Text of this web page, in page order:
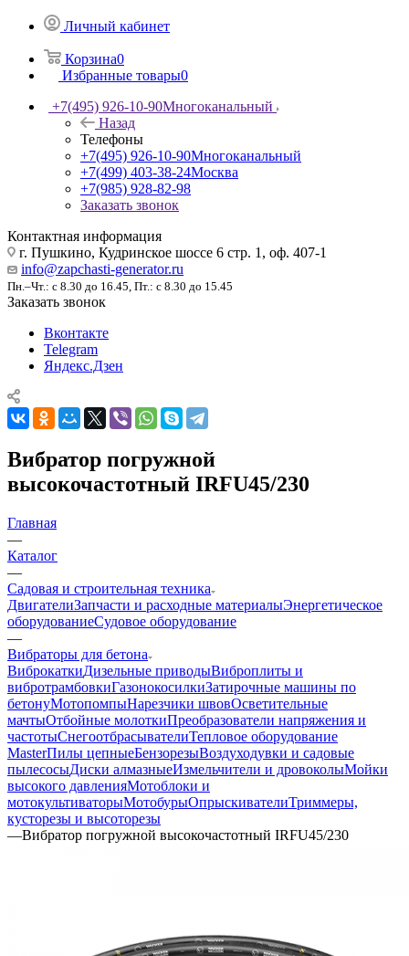
Личный кабинет
Корзина0
Избранные товары0
+7(495) 926-10-90Многоканальный
Назад
Телефоны
+7(495) 926-10-90Многоканальный
+7(499) 403-38-24Москва
+7(985) 928-82-98
Заказать звонок
Контактная информация
г. Пушкино, Кудринское шоссе 6 стр. 1, оф. 407-1
info@zapchasti-generator.ru
Пн.–Чт.: с 8.30 до 16.45, Пт.: с 8.30 до 15.45
Заказать звонок
Вконтакте
Telegram
Яндекс.Дзен
Вибратор погружной
высокочастотный IRFU45/230
Главная
—
Каталог
—
Садовая и строительная техника
ДвигателиЗапчасти и расходные материалыЭнергетическое
оборудованиеСудовое оборудование
—
Вибраторы для бетона
ВиброкаткиДизельные приводыВиброплиты и
вибротрамбовкиГазонокосилкиЗатирочные машины по
бетонуМотопомпыНарезчики швовОсветительные
мачтыОтбойные молоткиПреобразователи напряжения и
частотыСнегоотбрасывателиТепловое оборудование
MasterПилы цепныеБензорезыВоздуходувки и садовые
пылесосыДиски алмазныеИзмельчители и дровоколыМойки
высокого давленияМотоблоки и
мотокультиваторыМотобурыОпрыскивателиТриммеры,
кусторезы и высоторезы
—Вибратор погружной высокочастотный IRFU45/230